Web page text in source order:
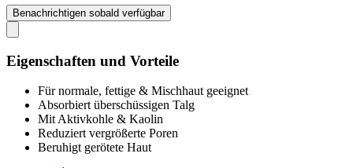
Benachrichtigen sobald verfügbar
Eigenschaften und Vorteile
Für normale, fettige & Mischhaut geeignet
Absorbiert überschüssigen Talg
Mit Aktivkohle & Kaolin
Reduziert vergrößerte Poren
Beruhigt gerötete Haut